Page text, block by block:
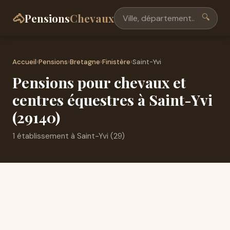
🐴PensionsChevaux 🔍
Accueil›Pensions›Bretagne›Finistère›Saint-Yvi
Pensions pour chevaux et
centres équestres à Saint-Yvi
(29140)
1 établissement à Saint-Yvi (29)